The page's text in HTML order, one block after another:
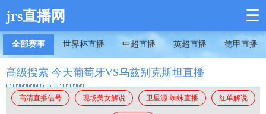
jrs直播网 ☰
全部赛事 世界杯直播 中超直播 英超直播 德甲直播
高级搜索 今天葡萄牙VS乌兹别克斯坦直播
高清直播信号 现场美女解说 卫星源-蜘蛛直播 红单解说